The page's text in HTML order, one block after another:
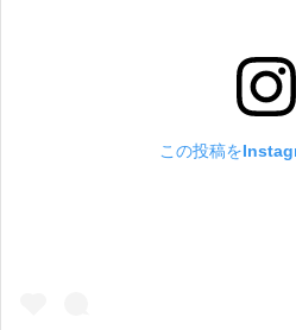
この投稿を